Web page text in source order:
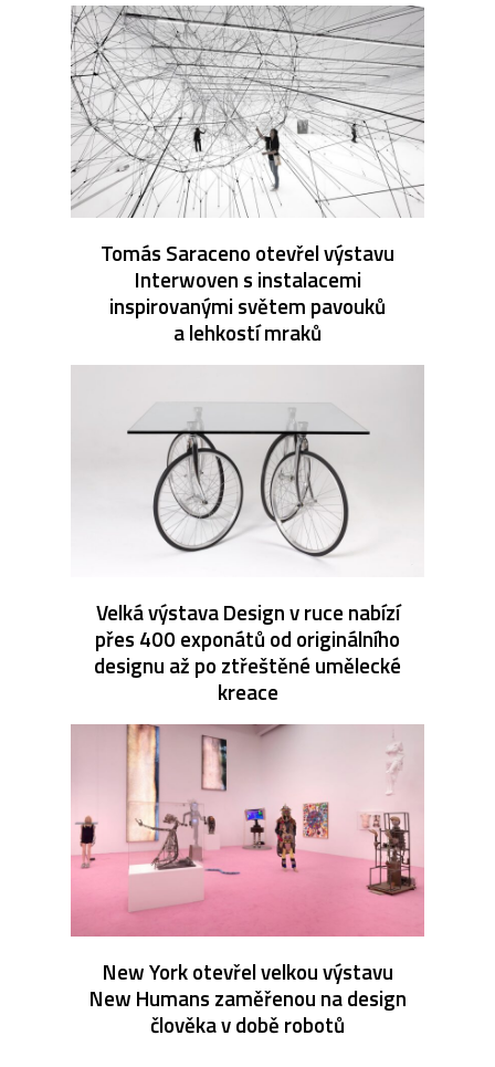
Tomás Saraceno otevřel výstavu
Interwoven s instalacemi
inspirovanými světem pavouků
a lehkostí mraků
Velká výstava Design v ruce nabízí
přes 400 exponátů od originálního
designu až po ztřeštěné umělecké
kreace
New York otevřel velkou výstavu
New Humans zaměřenou na design
člověka v době robotů